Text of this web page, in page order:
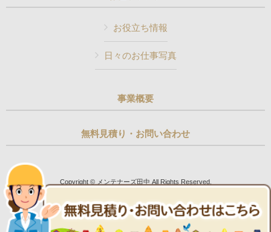
お役立ち情報
日々のお仕事写真
事業概要
無料見積り・お問い合わせ
Copyright © メンテナーズ田中 All Rights Reserved.